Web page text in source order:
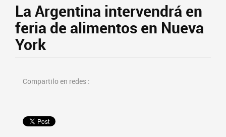
La Argentina intervendrá en
feria de alimentos en Nueva
York
Compartilo en redes :